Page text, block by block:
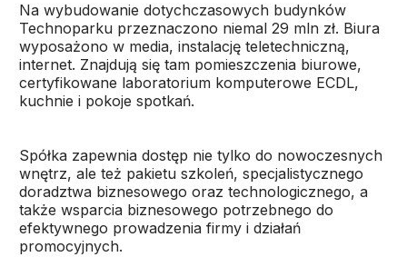
Na wybudowanie dotychczasowych budynków
Technoparku przeznaczono niemal 29 mln zł. Biura
wyposażono w media, instalację teletechniczną,
internet. Znajdują się tam pomieszczenia biurowe,
certyfikowane laboratorium komputerowe ECDL,
kuchnie i pokoje spotkań.
Spółka zapewnia dostęp nie tylko do nowoczesnych
wnętrz, ale też pakietu szkoleń, specjalistycznego
doradztwa biznesowego oraz technologicznego, a
także wsparcia biznesowego potrzebnego do
efektywnego prowadzenia firmy i działań
promocyjnych.